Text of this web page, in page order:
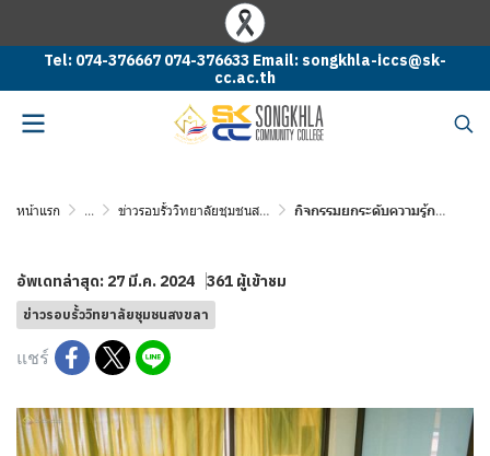
Tel: 074-376667 074-376633 Email: songkhla-iccs@sk-
cc.ac.th
หน้าแรก ... ข่าวรอบรั้ววิทยาลัยชุมชนสงขลา กิจกรรมยกระดับความรู้การใช้คอมพิวเตอร์วิทยาลัยชุมชนสงขลาร่วมกับโรงเรียนบ้านกระอาน
อัพเดทล่าสุด: 27 มี.ค. 2024 361 ผู้เข้าชม
ข่าวรอบรั้ววิทยาลัยชุมชนสงขลา
แชร์